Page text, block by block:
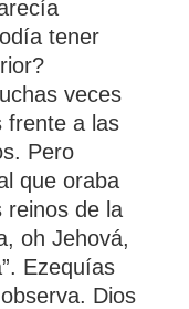
tener
veces
frente a las
Pero
que oraba
reinos de la
oh Jehová,
Ezequías
Dios